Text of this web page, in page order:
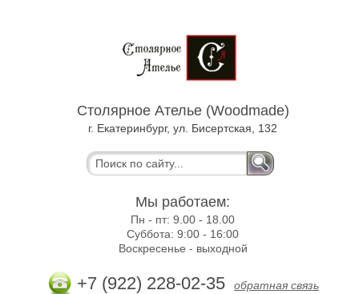
Столярное Ателье (Woodmade)
г. Екатеринбург, ул. Бисертская, 132
Мы работаем:
Пн - пт:9.00 - 18.00
Суббота:9:00 - 16:00
Воскресенье - выходной
+7 (922) 228-02-35 обратная связь